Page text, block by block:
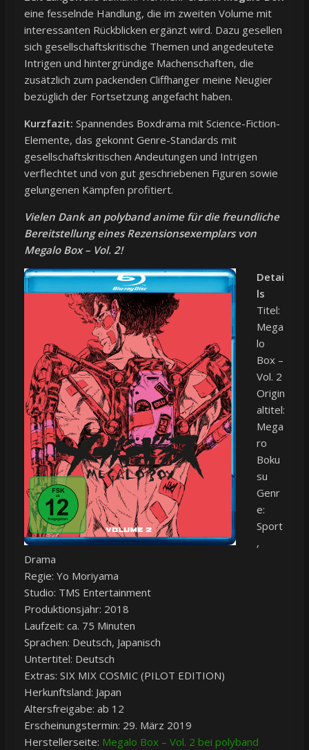
eine fesselnde Handlung, die im zweiten Volume mit
interessanten Rückblicken ergänzt wird. Dazu gesellen
sich gesellschaftskritische Themen und angedeutete
Intrigen und hintergründige Machenschaften, die
zusätzlich zum packenden Cliffhanger meine Neugier
bezüglich der Fortsetzung angefacht haben.
Kurzfazit: Spannendes Boxdrama mit Science-Fiction-
Elemente, das gekonnt Genre-Standards mit
gesellschaftskritischen Andeutungen und Intrigen
verflechtet und von gut geschriebenen Figuren sowie
gelungenen Kämpfen profitiert.
Vielen Dank an polyband anime für die freundliche
Bereitstellung eines Rezensionsexemplars von
Megalo Box – Vol. 2!
Detai
ls
Titel:
Mega
lo
Box –
Vol. 2
Origin
altitel:
Mega
ro
Boku
su
Genr
e:
Sport
,
Drama
Regie: Yo Moriyama
Studio: TMS Entertainment
Produktionsjahr: 2018
Laufzeit: ca. 75 Minuten
Sprachen: Deutsch, Japanisch
Untertitel: Deutsch
Extras: SIX MIX COSMIC (PILOT EDITION)
Herkunftsland: Japan
Altersfreigabe: ab 12
Erscheinungstermin: 29. März 2019
Herstellerseite: Megalo Box – Vol. 2 bei polyband